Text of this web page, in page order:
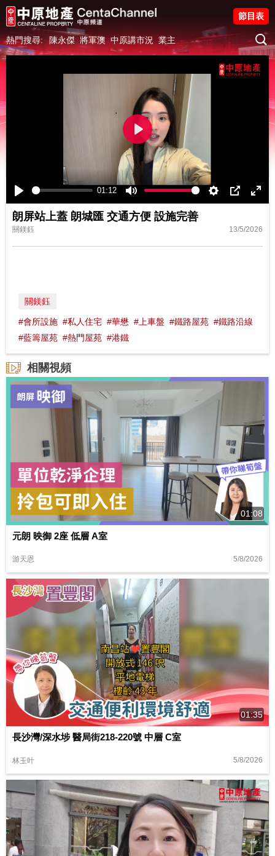
熱門搜尋: 陳永傑 將軍澳 中原講市況 業主
節目表
Play
01:12
Mute Settings
PIP
Play
朗屏站上蓋 朗城匯 交通方便 設施完善
關鎂鈺 13/5/2026
關鎂鈺
#會所設施 #私人住宅 #華懋 #上車盤 #鐵路屋苑 #鐵路沿線
#藍籌屋苑 #熱門屋苑 #港鐵
相關視頻
01:08
元朗 映御 2座 低層 A室
游天恩 5/8/2026
01:35
長沙灣/深水埗 醫局街218-220號 中層 C室
林玉叶 5/8/2026